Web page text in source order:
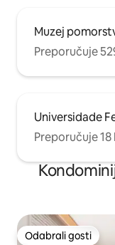
Muzej
Preporučuje
Universidade
Preporučuje
Odabrali gosti
Odabrali gosti